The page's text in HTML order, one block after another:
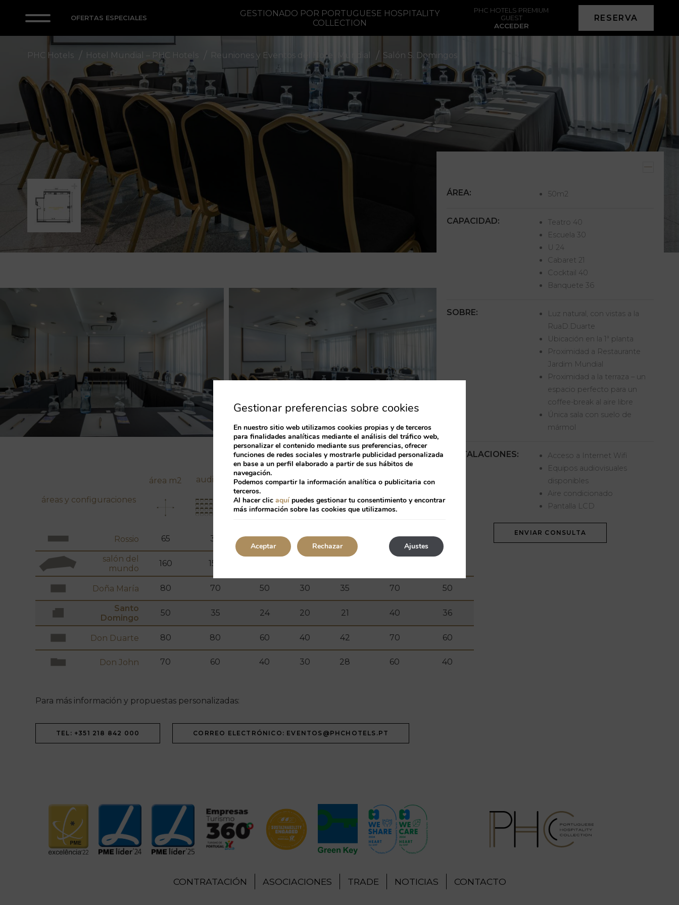
OFERTAS ESPECIALES
GESTIONADO POR PORTUGUESE HOSPITALITY
COLLECTION
PHC HOTELS PREMIUM
GUEST
ACCEDER
RESERVA
PHC Hotels Hotel Mundial – PHC Hotels Reuniones y Eventos del Hotel Mundial Salón S. Domingos
ÁREA: 50m2
CAPACIDAD:
Teatro 40
Escuela 30
U 24
Cabaret 21
Cocktail 40
Banquete 36
SOBRE:
Luz natural, con vistas a la
RuaD.Duarte
Ubicación en la 1ª planta
Proximidad a Restaurante
Jardim Mundial
Proximidad a la terraza – un
espacio perfecto para un
coffee-break al aire libre
Única sala con suelo de
mármol
INSTALACIONES:
Acceso a Internet Wifi
Equipos audiovisuales
disponibles
Aire condicionado
Pantalla LCD
ENVIAR CONSULTA
áreas y configuraciones
área m2 audiencia escuela
U
cabaret recepción banquete
Rossio 65 30 28 18 - 40
salón del
mundo
160 150
Doña María 80 70 50 30 35 70 50
Santo
Domingo
50 35 24 20 21 40 36
Don Duarte 80 80 60 40 42 70 60
Don John 70 60 40 30 28 60 40
Para más información y propuestas personalizadas:
TEL: +351 218 842 000 CORREO ELECTRÓNICO: EVENTOS@PHCHOTELS.PT
CONTRATACIÓN ASOCIACIONES TRADE NOTICIAS CONTACTO
Gestionar preferencias sobre cookies
En nuestro sitio web utilizamos cookies propias y de terceros
para finalidades analíticas mediante el análisis del tráfico web,
personalizar el contenido mediante sus preferencias, ofrecer
funciones de redes sociales y mostrarle publicidad personalizada
en base a un perfil elaborado a partir de sus hábitos de
navegación.
Podemos compartir la información analítica o publicitaria con
terceros.
Al hacer clic aquípuedes gestionar tu consentimiento y encontrar
más información sobre las cookies que utilizamos.
Aceptar Ajustes
Rechazar